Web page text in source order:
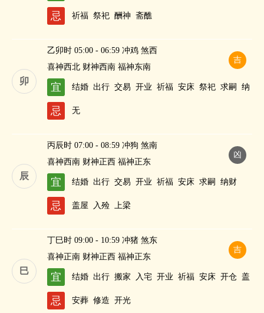
忌 祈福 祭祀 酬神 斋醮
卯
吉
乙卯时 05:00 - 06:59 冲鸡 煞西
喜神西北 财神西南 福神东南
宜 结婚 出行 交易 开业 祈福 安床 祭祀 求嗣
纳
忌 无
辰
凶
丙辰时 07:00 - 08:59 冲狗 煞南
喜神西南 财神正西 福神正东
宜 结婚 出行 交易 开业 祈福 安床 求嗣 纳财
忌 盖屋 入殓 上梁
巳
吉
丁巳时 09:00 - 10:59 冲猪 煞东
喜神正南 财神正西 福神正东
宜 结婚 出行 搬家 入宅 开业 祈福 安床 开仓 盖
屋
祭祀 酬神
忌 安葬 修造 开光